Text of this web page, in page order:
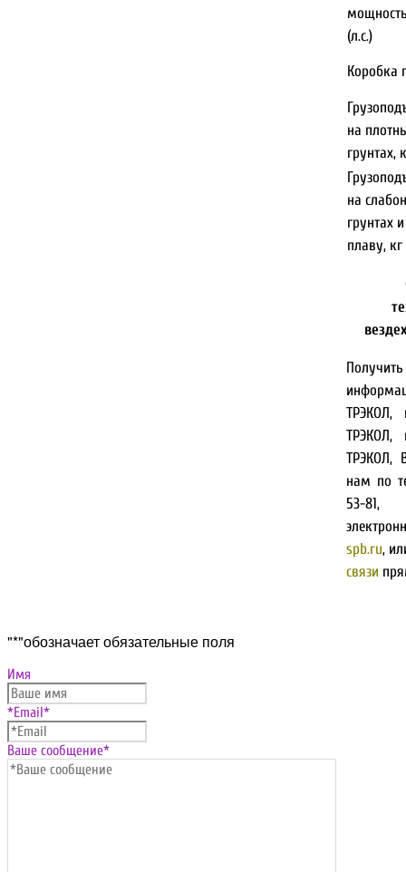
(л.с.)
Коробка
на
грунтах,
на
грунтах
плаву, кг
ТРЭКОЛ,
ТРЭКОЛ,
ТРЭКОЛ,
нам по
53-81,
spb.ru,
связи
вверх
"*"обозначает обязательные поля
Имя
*Email*
Ваше сообщение*